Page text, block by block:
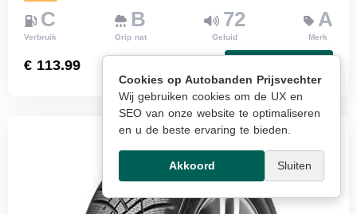
Cookies op Autobanden Prijsvechter
Wij gebruiken cookies om de UX en
SEO van onze website te optimaliseren
en u de beste ervaring te bieden.
Akkoord Sluiten
C
Verbruik
B
Grip nat
72
Geluid
A
Merk
€ 113.99